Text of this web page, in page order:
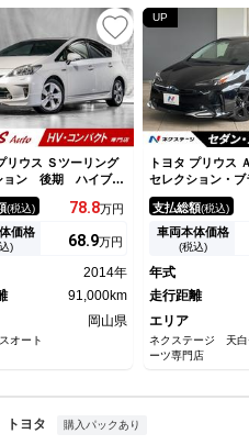
リウス Ｓツーリング
ョン 後期 ハイブリ
リスタフルエアロ
ナビＴＶ バックカメ
７インチＡＷ アイ
ストップ機能付き ス
ｅｔｏｏｔｈ接続
ＥＤヘッド
(税込) 78.8万円
価格
) 68.9万円
2014年
91,000km
岡山県
オート
UP
トヨタ プリウス
セレクション・ブ
ション モデリス
ロ セーフティ
ンドスポットモ
カメラ ＬＥＤ
シート アルミ
トキー バック
支払総額(税込)
車両本体価格
(税込)
年式
走行距離
エリア
ネクステージ 天白
ーツ専門店
トヨタ 購入パックあり